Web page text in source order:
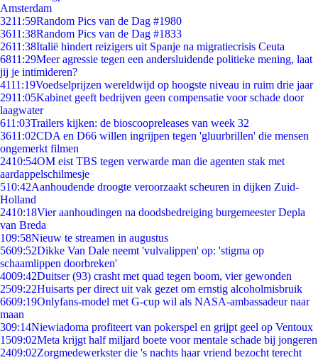
Amsterdam
3211:59Random Pics van de Dag #1980
3611:38Random Pics van de Dag #1833
2611:38Italië hindert reizigers uit Spanje na migratiecrisis Ceuta
6811:29Meer agressie tegen een andersluidende politieke mening, laat
jij je intimideren?
4111:19Voedselprijzen wereldwijd op hoogste niveau in ruim drie jaar
2911:05Kabinet geeft bedrijven geen compensatie voor schade door
laagwater
611:03Trailers kijken: de bioscoopreleases van week 32
3611:02CDA en D66 willen ingrijpen tegen 'gluurbrillen' die mensen
ongemerkt filmen
2410:54OM eist TBS tegen verwarde man die agenten stak met
aardappelschilmesje
510:42Aanhoudende droogte veroorzaakt scheuren in dijken Zuid-
Holland
2410:18Vier aanhoudingen na doodsbedreiging burgemeester Depla
van Breda
109:58Nieuw te streamen in augustus
5609:52Dikke Van Dale neemt 'vulvalippen' op: 'stigma op
schaamlippen doorbreken'
4009:42Duitser (93) crasht met quad tegen boom, vier gewonden
2509:22Huisarts per direct uit vak gezet om ernstig alcoholmisbruik
6609:19Onlyfans-model met G-cup wil als NASA-ambassadeur naar
maan
309:14Niewiadoma profiteert van pokerspel en grijpt geel op Ventoux
1509:02Meta krijgt half miljard boete voor mentale schade bij jongeren
2409:02Zorgmedewerkster die 's nachts haar vriend bezocht terecht